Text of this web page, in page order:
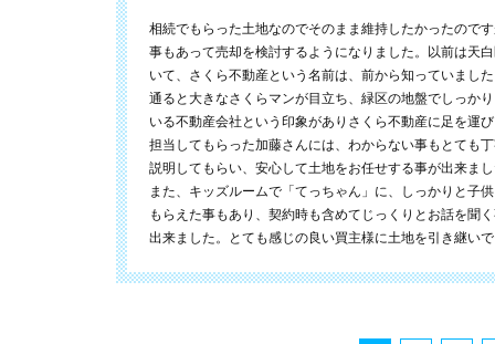
相続でもらった土地なのでそのまま維持したかったので
事もあって売却を検討するようになりました。以前は天
いて、さくら不動産という名前は、前から知っていまし
通ると大きなさくらマンが目立ち、緑区の地盤でしっか
いる不動産会社という印象がありさくら不動産に足を運
担当してもらった加藤さんには、わからない事もとても
説明してもらい、安心して土地をお任せする事が出来ま
また、キッズルームで「てっちゃん」に、しっかりと子
もらえた事もあり、契約時も含めてじっくりとお話を聞
出来ました。とても感じの良い買主様に土地を引き継い